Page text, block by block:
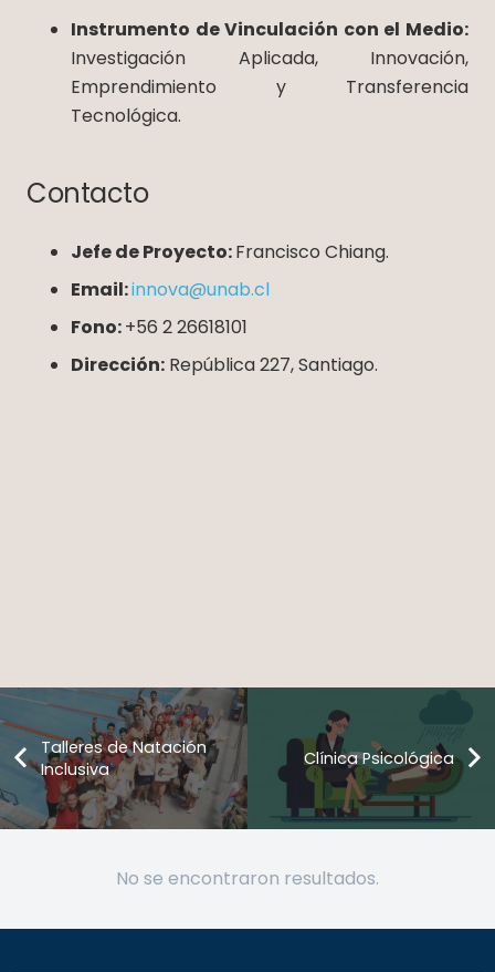
Instrumento de Vinculación con el Medio:
Investigación Aplicada, Innovación,
Emprendimiento y Transferencia
Tecnológica.
Contacto
Jefe de Proyecto:Francisco Chiang.
Email:innova@unab.cl
Fono:+56 2 26618101
Dirección: República 227, Santiago.
Talleres de Natación
Inclusiva
Clínica Psicológica
No se encontraron resultados.